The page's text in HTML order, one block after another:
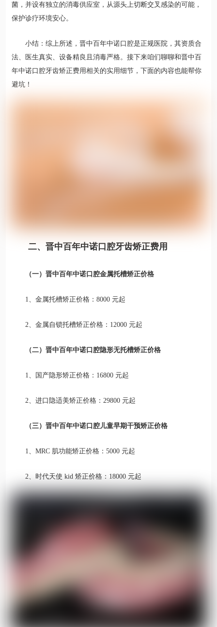
菌，并设有独立的消毒供应室，从源头上切断交叉感染的可能，
保护诊疗环境安心。
小结：综上所述，晋中百年中诺口腔是正规医院，其资质合
法、医生真实、设备精良且消毒严格。接下来咱们聊聊和晋中百
年中诺口腔牙齿矫正费用相关的实用细节，下面的内容也能帮你
避坑！
二、晋中百年中诺口腔牙齿矫正费用
（一）晋中百年中诺口腔金属托槽矫正价格
1、金属托槽矫正价格：8000 元起
2、金属自锁托槽矫正价格：12000 元起
（二）晋中百年中诺口腔隐形无托槽矫正价格
1、国产隐形矫正价格：16800 元起
2、进口隐适美矫正价格：29800 元起
（三）晋中百年中诺口腔儿童早期干预矫正价格
1、MRC 肌功能矫正价格：5000 元起
2、时代天使 kid 矫正价格：18000 元起